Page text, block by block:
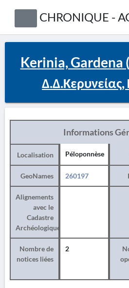
CHRONIQUE -
Kerinia, Gardena
Informations
Localisation Péloponnèse
GeoNames 260197
Alignements
avec le
Cadastre
Archéologique
Nombre de
notices liées
2